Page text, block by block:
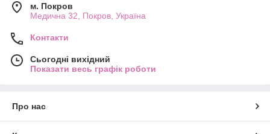
м. Покров
Медична 32, Покров, Україна
Контакти
Сьогодні вихідний
Показати весь графік роботи
Про нас